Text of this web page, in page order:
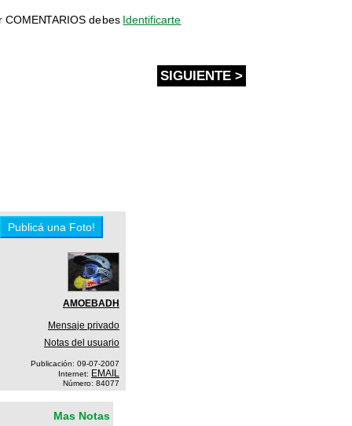
COMENTARIOS debes Identificarte
SIGUIENTE >
AMOEBADH
Mensaje privado
Notas del usuario
Publicación: 09-07-2007
Internet: EMAIL
Número: 84077
Mas Notas